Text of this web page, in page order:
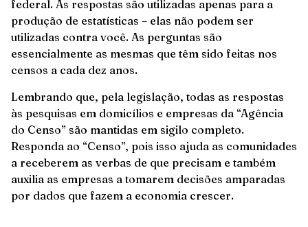
federal. As respostas são utilizadas apenas para a
produção de estatísticas – elas não podem ser
utilizadas contra você. As perguntas são
essencialmente as mesmas que têm sido feitas nos
censos a cada dez anos.
Lembrando que, pela legislação, todas as respostas
às pesquisas em domicílios e empresas da “Agência
do Censo” são mantidas em sigilo completo.
Responda ao “Censo”, pois isso ajuda as comunidades
a receberem as verbas de que precisam e também
auxilia as empresas a tomarem decisões amparadas
por dados que fazem a economia crescer.